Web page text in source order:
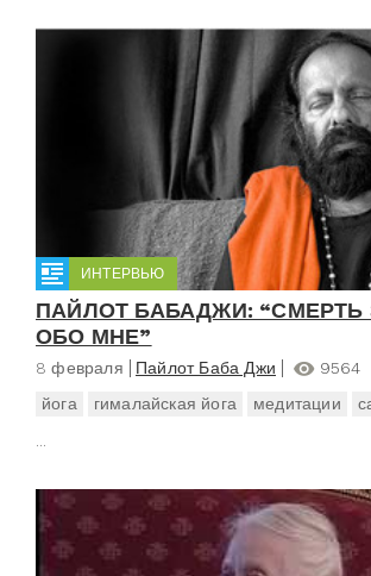
ИНТЕРВЬЮ
ПАЙЛОТ БАБАДЖИ: “СМЕРТЬ
ОБО МНЕ”
8 февраля Пайлот Баба Джи
9564
йога
гималайская йога медитации
...